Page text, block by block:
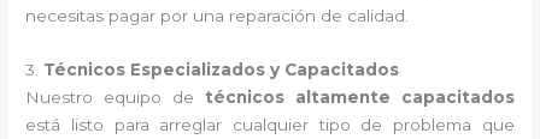
necesitas pagar por una reparación de calidad.
3. Técnicos Especializados y Capacitados
Nuestro equipo de técnicos altamente capacitados
está listo para arreglar cualquier tipo de problema que